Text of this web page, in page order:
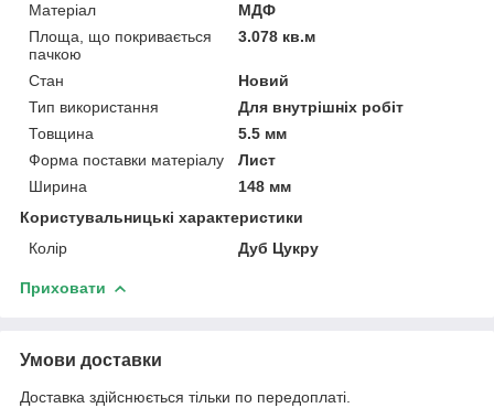
Матеріал
МДФ
Площа, що покривається
пачкою
3.078 кв.м
Стан
Новий
Тип використання
Для внутрішніх робіт
Товщина
5.5 мм
Форма поставки матеріалу
Лист
Ширина
148 мм
Користувальницькі характеристики
Колір
Дуб Цукру
Приховати
Умови доставки
Доставка здійснюється тільки по передоплаті.